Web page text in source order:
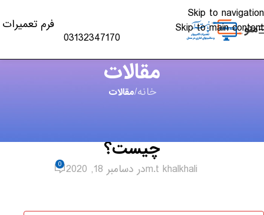
Skip to navigation
Skip to main content
منو
03132347170
فرم تعمیرات
مقالات
خانه/مقالات
چیست؟
m.t khalkhaliدر دسامبر 18, 2020 0